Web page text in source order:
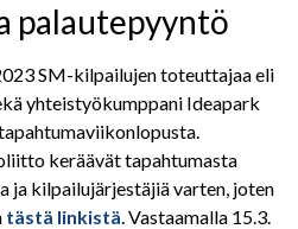
palautepyyntö
SM-kilpailujen toteuttajaa eli
yhteistyökumppani Ideapark
keräävät tapahtumasta
ja kilpailujärjestäjiä varten, joten
tästä linkistä. Vastaamalla 15.3.